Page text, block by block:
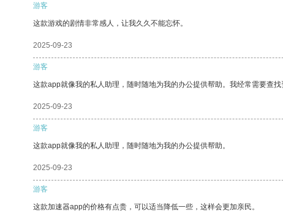
游客
这款游戏的剧情非常感人，让我久久不能忘怀。
2025-09-23
游客
这款app就像我的私人助理，随时随地为我的办公提供帮助。我经常需要查
2025-09-23
游客
这款app就像我的私人助理，随时随地为我的办公提供帮助。
2025-09-23
游客
这款加速器app的价格有点贵，可以适当降低一些，这样会更加亲民。